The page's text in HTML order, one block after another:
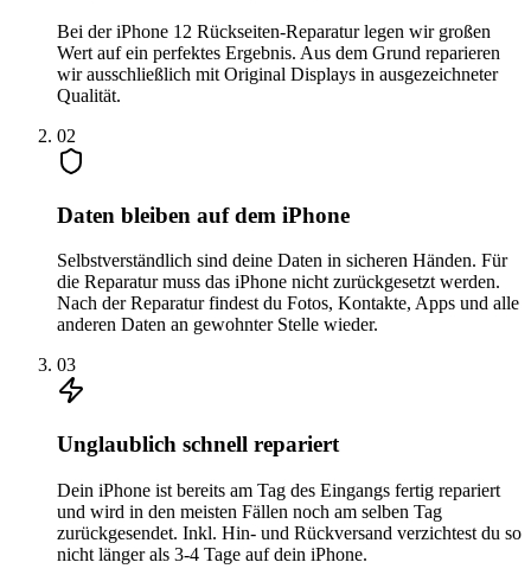
Bei der iPhone 12 Rückseiten-Reparatur legen wir großen
Wert auf ein perfektes Ergebnis. Aus dem Grund reparieren
wir ausschließlich mit Original Displays in ausgezeichneter
Qualität.
02
Daten bleiben auf dem iPhone
Selbstverständlich sind deine Daten in sicheren Händen. Für
die Reparatur muss das iPhone nicht zurückgesetzt werden.
Nach der Reparatur findest du Fotos, Kontakte, Apps und alle
anderen Daten an gewohnter Stelle wieder.
03
Unglaublich schnell repariert
Dein iPhone ist bereits am Tag des Eingangs fertig repariert
und wird in den meisten Fällen noch am selben Tag
zurückgesendet. Inkl. Hin- und Rückversand verzichtest du so
nicht länger als 3-4 Tage auf dein iPhone.